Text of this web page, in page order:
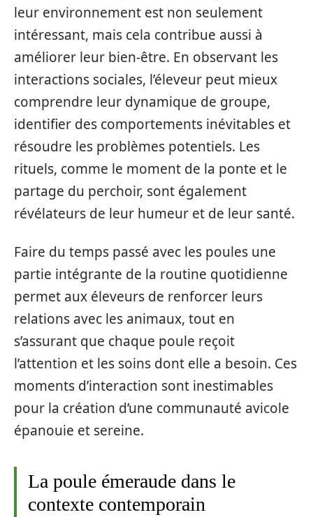
leur environnement est non seulement
intéressant, mais cela contribue aussi à
améliorer leur bien-être. En observant les
interactions sociales, l’éleveur peut mieux
comprendre leur dynamique de groupe,
identifier des comportements inévitables et
résoudre les problèmes potentiels. Les
rituels, comme le moment de la ponte et le
partage du perchoir, sont également
révélateurs de leur humeur et de leur santé.
Faire du temps passé avec les poules une
partie intégrante de la routine quotidienne
permet aux éleveurs de renforcer leurs
relations avec les animaux, tout en
s’assurant que chaque poule reçoit
l’attention et les soins dont elle a besoin. Ces
moments d’interaction sont inestimables
pour la création d’une communauté avicole
épanouie et sereine.
La poule émeraude dans le
contexte contemporain